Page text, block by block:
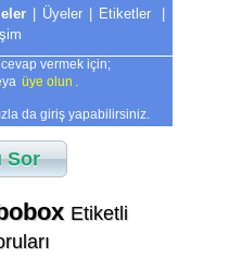
| Üyeler | Etiketler
|
vermek için;
üye olun
da giriş yapabilirsiniz.
Sor
Etiketli